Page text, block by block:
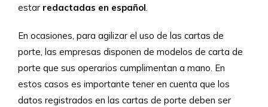
estar redactadas en español.
En ocasiones, para agilizar el uso de las cartas de
porte, las empresas disponen de modelos de carta de
porte que sus operarios cumplimentan a mano. En
estos casos es importante tener en cuenta que los
datos registrados en las cartas de porte deben ser